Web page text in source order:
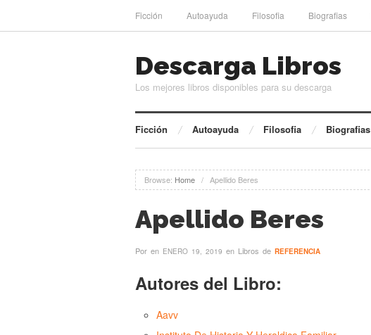
Ficción Autoayuda Filosofia Biografias
Descarga Libros
Los mejores libros disponibles para su descarga
Ficción Autoayuda Filosofia Biografias
Browse: Home / Apellido Beres
Apellido Beres
Por en ENERO 19, 2019 en Libros de REFERENCIA
Autores del Libro:
Aavv